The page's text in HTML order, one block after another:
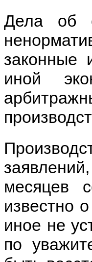
Дела об
законные
иной
месяцев
известно
иное не
по